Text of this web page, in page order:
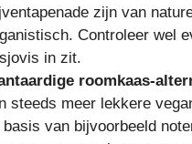
zijn van
Controleer wel
in zit.
roomkaas-
steeds meer lekkere
basis van bijvoorbeeld